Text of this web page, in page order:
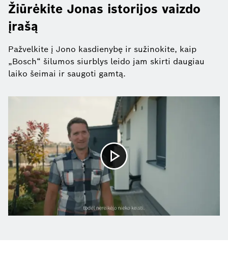
Žiūrėkite Jonas istorijos vaizdo
įrašą
Pažvelkite į Jono kasdienybę ir sužinokite, kaip
„Bosch“ šilumos siurblys leido jam skirti daugiau
laiko šeimai ir saugoti gamtą.